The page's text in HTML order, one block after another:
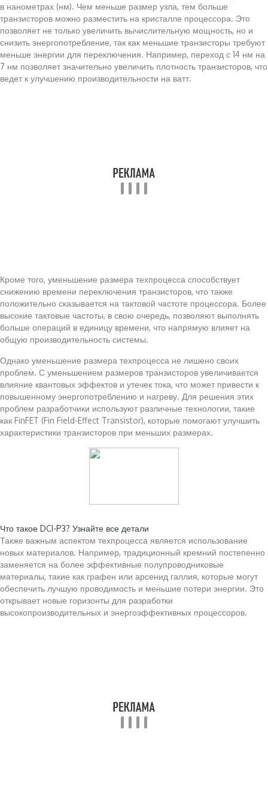
в нанометрах (нм). Чем меньше размер узла, тем больше
транзисторов можно разместить на кристалле процессора. Это
позволяет не только увеличить вычислительную мощность, но и
снизить энергопотребление, так как меньшие транзисторы требуют
меньше энергии для переключения. Например, переход с 14 нм на
7 нм позволяет значительно увеличить плотность транзисторов, что
ведет к улучшению производительности на ватт.
Кроме того, уменьшение размера техпроцесса способствует
снижению времени переключения транзисторов, что также
положительно сказывается на тактовой частоте процессора. Более
высокие тактовые частоты, в свою очередь, позволяют выполнять
больше операций в единицу времени, что напрямую влияет на
общую производительность системы.
Однако уменьшение размера техпроцесса не лишено своих
проблем. С уменьшением размеров транзисторов увеличивается
влияние квантовых эффектов и утечек тока, что может привести к
повышенному энергопотреблению и нагреву. Для решения этих
проблем разработчики используют различные технологии, такие
как FinFET (Fin Field-Effect Transistor), которые помогают улучшить
характеристики транзисторов при меньших размерах.
Что такое DCI-P3? Узнайте все детали
Также важным аспектом техпроцесса является использование
новых материалов. Например, традиционный кремний постепенно
заменяется на более эффективные полупроводниковые
материалы, такие как графен или арсенид галлия, которые могут
обеспечить лучшую проводимость и меньшие потери энергии. Это
открывает новые горизонты для разработки
высокопроизводительных и энергоэффективных процессоров.